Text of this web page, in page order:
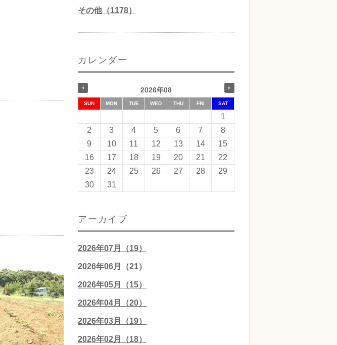
その他（1178）
カレンダー
2026年08
SUN MON TUE WED THU FRI SAT
1
2
3 4 5 6 7
8
9
10 11 12 13 14
15
16
17 18 19 20 21
22
23
24 25 26 27 28
29
30
31
アーカイブ
2026年07月（19）
2026年06月（21）
2026年05月（15）
2026年04月（20）
2026年03月（19）
2026年02月（18）